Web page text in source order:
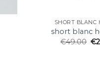
SHORT BLANC
short blanc
€49.00 €